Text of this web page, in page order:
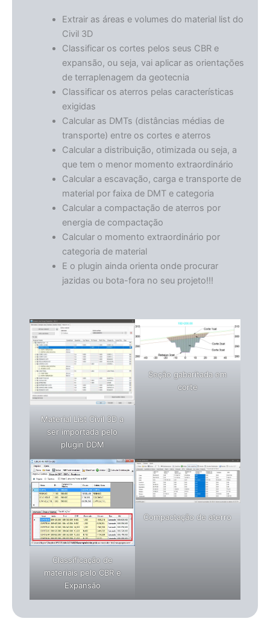
Extrair as áreas e volumes do material list do
Civil 3D
Classificar os cortes pelos seus CBR e
expansão, ou seja, vai aplicar as orientações
de terraplenagem da geotecnia
Classificar os aterros pelas características
exigidas
Calcular as DMTs (distâncias médias de
transporte) entre os cortes e aterros
Calcular a distribuição, otimizada ou seja, a
que tem o menor momento extraordinário
Calcular a escavação, carga e transporte de
material por faixa de DMT e categoria
Calcular a compactação de aterros por
energia de compactação
Calcular o momento extraordinário por
categoria de material
E o plugin ainda orienta onde procurar
jazidas ou bota-fora no seu projeto!!!
Material List Civil 3D a
ser importada pelo
plugin DDM
Seção gabaritada em
corte
Classificação de
materiais pelo CBR e
Expansão
Compactação de aterro